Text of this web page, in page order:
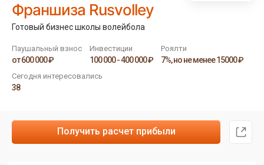
Франшиза Rusvolley
Готовый бизнес школы волейбола
Паушальный взнос
от 600 000 ₽
Инвестиции
100 000 - 400 000 ₽
Роялти
7%, но не менее 15000 ₽
Сегодня интересовались
38
Получить расчет прибыли